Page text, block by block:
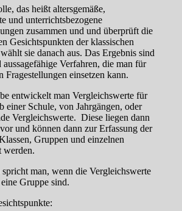
das heißt altersgemäße,
und unterrichtsbezogene
zusammen und und überprüft die
Gesichtspunkten der klassischen
sie danach aus. Das Ergebnis sind
Verfahren, die man für
Fragestellungen einsetzen kann.
entwickelt man Vergleichswerte für
einer Schule, von Jahrgängen, oder
Vergleichswerte. Diese liegen dann
und können dann zur Erfassung der
Gruppen und einzelnen
werden.
man, wenn die Vergleichswerte
Gruppe sind.